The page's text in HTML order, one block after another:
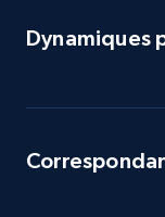
Seller reviews,
Dynamiques